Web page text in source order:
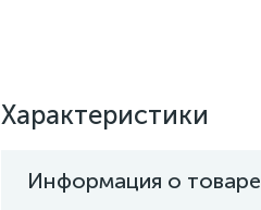
Характеристики
Информация о товаре